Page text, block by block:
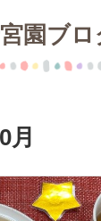
園ブロ
月